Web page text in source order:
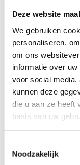
Deze website
We gebruiken
personaliseren,
om ons
informatie over
voor social media,
kunnen deze
die u aan ze heeft
basis van uw
Noodzakelijk
• Buizen
• Katheters
• Sondes
• Cannulae
1.25cm x 9.2m
zonder klemring
per stuk
Extra informatie
Beoordelingen